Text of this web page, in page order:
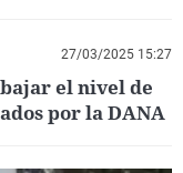
27/03/2025 15:27
el nivel de
por la DANA